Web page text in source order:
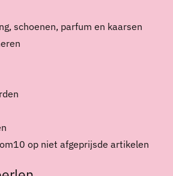
schoenen, parfum en kaarsen
op niet afgeprijsde artikelen